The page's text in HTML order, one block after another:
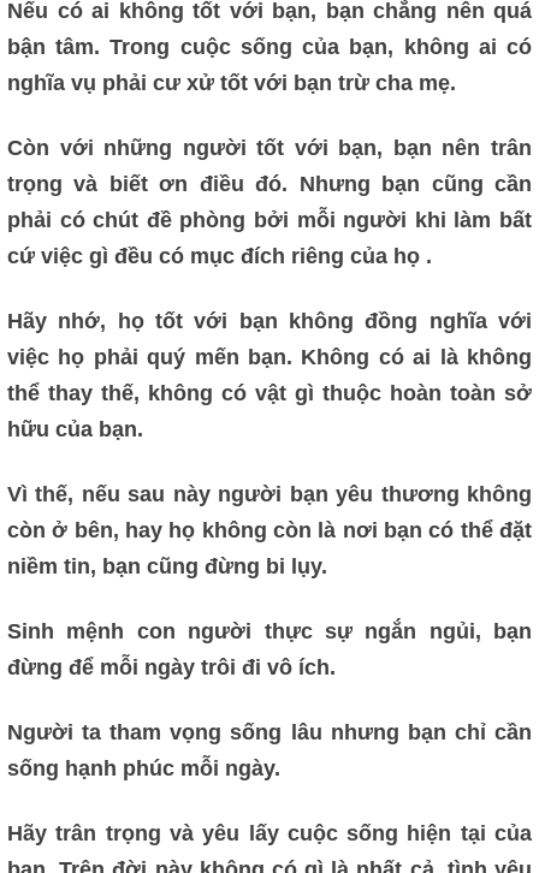
Nếu có ai không tốt với bạn, bạn chẳng nên quá
bận tâm.Trong cuộc sống của bạn, không ai có
nghĩa vụ phải cư xử tốt với bạn trừ cha mẹ.
Còn với những người tốt với bạn, bạn nên trân
trọng và biết ơn điều đó. Nhưng bạn cũng cần
phải có chút đề phòng bởi mỗi người khi làm bất
cứ việc gì đều có mục đích riêng của họ .
Hãy nhớ, họ tốt với bạn không đồng nghĩa với
việc họ phải quý mến bạn. Không có ai là không
thể thay thế, không có vật gì thuộc hoàn toàn sở
hữu của bạn.
Vì thế, nếu sau này người bạn yêu thương không
còn ở bên, hay họ không còn là nơi bạn có thể đặt
niềm tin, bạn cũng đừng bi lụy.
Sinh mệnh con người thực sự ngắn ngủi, bạn
đừng để mỗi ngày trôi đi vô ích.
Người ta tham vọng sống lâu nhưng bạn chỉ cần
sống hạnh phúc mỗi ngày.
Hãy trân trọng và yêu lấy cuộc sống hiện tại của